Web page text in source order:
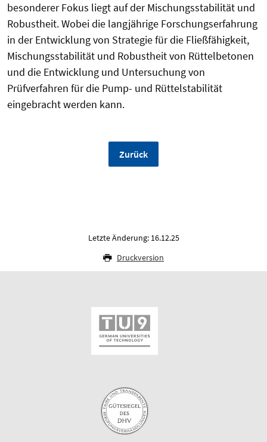
besonderer Fokus liegt auf der Mischungsstabilität und
Robustheit. Wobei die langjährige Forschungserfahrung
in der Entwicklung von Strategie für die Fließfähigkeit,
Mischungsstabilität und Robustheit von Rüttelbetonen
und die Entwicklung und Untersuchung von
Prüfverfahren für die Pump- und Rüttelstabilität
eingebracht werden kann.
Zurück
Letzte Änderung: 16.12.25
Druckversion